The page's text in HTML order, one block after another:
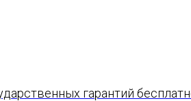
гарантий